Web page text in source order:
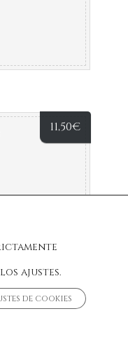
11,50€
ajustes.
de cookies